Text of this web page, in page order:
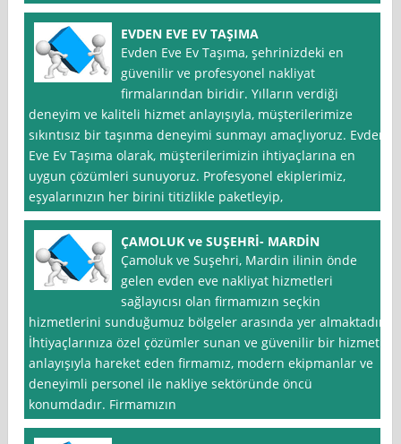
EVDEN EVE EV TAŞIMA
Evden Eve Ev Taşıma, şehrinizdeki en
güvenilir ve profesyonel nakliyat
firmalarından biridir. Yılların verdiği
deneyim ve kaliteli hizmet anlayışıyla, müşterilerimize
sıkıntısız bir taşınma deneyimi sunmayı amaçlıyoruz. Evden
Eve Ev Taşıma olarak, müşterilerimizin ihtiyaçlarına en
uygun çözümleri sunuyoruz. Profesyonel ekiplerimiz,
eşyalarınızın her birini titizlikle paketleyip,
ÇAMOLUK ve SUŞEHRİ- MARDİN
Çamoluk ve Suşehri, Mardin ilinin önde
gelen evden eve nakliyat hizmetleri
sağlayıcısı olan firmamızın seçkin
hizmetlerini sunduğumuz bölgeler arasında yer almaktadır.
İhtiyaçlarınıza özel çözümler sunan ve güvenilir bir hizmet
anlayışıyla hareket eden firmamız, modern ekipmanlar ve
deneyimli personel ile nakliye sektöründe öncü
konumdadır. Firmamızın